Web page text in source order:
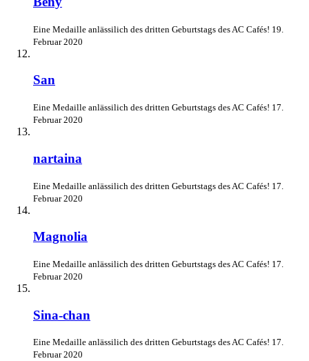
Eine Medaille anlässilich des dritten Geburtstags des AC Cafés! 19.
Februar 2020
San
Eine Medaille anlässilich des dritten Geburtstags des AC Cafés! 17.
Februar 2020
nartaina
Eine Medaille anlässilich des dritten Geburtstags des AC Cafés! 17.
Februar 2020
Magnolia
Eine Medaille anlässilich des dritten Geburtstags des AC Cafés! 17.
Februar 2020
Sina-chan
Eine Medaille anlässilich des dritten Geburtstags des AC Cafés! 17.
Februar 2020